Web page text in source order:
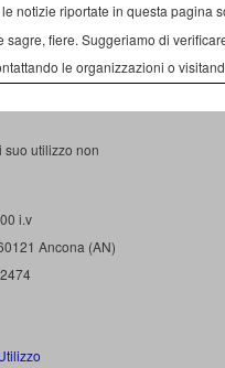
le notizie riportate in questa pagina
sagre, fiere. Suggeriamo di
le organizzazioni o
suo utilizzo non
i.v
Ancona (AN)